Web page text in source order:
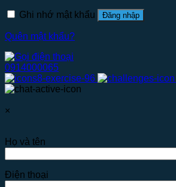
Ghi nhớ mật khẩu Đăng nhập
Quên mật khẩu?
0914000065
×
Họ và tên
Điện thoại